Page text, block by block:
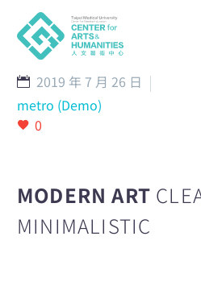
2019 年 7 月 26 日
metro (Demo)
0
MODERN ART
MINIMALISTIC